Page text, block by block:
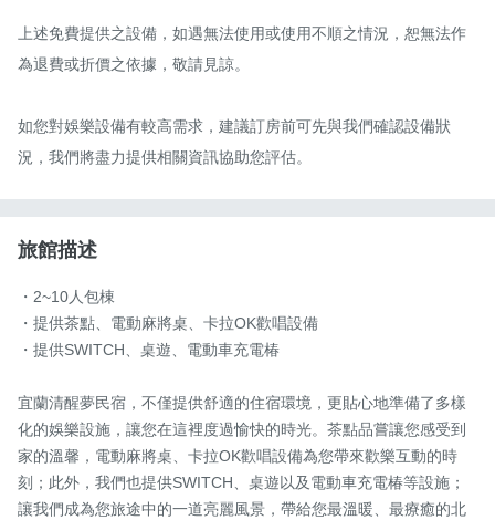
上述免費提供之設備，如遇無法使用或使用不順之情況，恕無法作
為退費或折價之依據，敬請見諒。
如您對娛樂設備有較高需求，建議訂房前可先與我們確認設備狀
況，我們將盡力提供相關資訊協助您評估。
旅館描述
・2~10人包棟
・提供茶點、電動麻將桌、卡拉OK歡唱設備
・提供SWITCH、桌遊、電動車充電椿
宜蘭清醒夢民宿，不僅提供舒適的住宿環境，更貼心地準備了多樣
化的娛樂設施，讓您在這裡度過愉快的時光。茶點品嘗讓您感受到
家的溫馨，電動麻將桌、卡拉OK歡唱設備為您帶來歡樂互動的時
刻；此外，我們也提供SWITCH、桌遊以及電動車充電椿等設施；
讓我們成為您旅途中的一道亮麗風景，帶給您最溫暖、最療癒的北